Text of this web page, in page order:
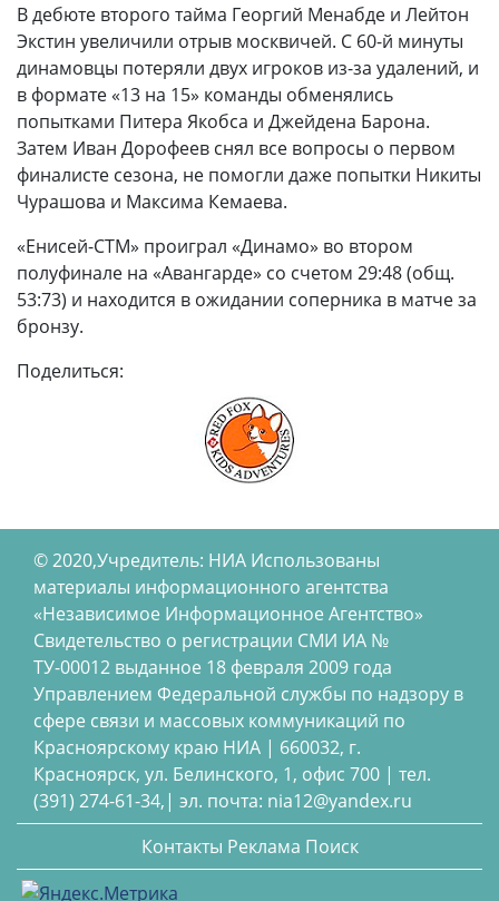
В дебюте второго тайма Георгий Менабде и Лейтон
Экстин увеличили отрыв москвичей. С 60-й минуты
динамовцы потеряли двух игроков из-за удалений, и
в формате «13 на 15» команды обменялись
попытками Питера Якобса и Джейдена Барона.
Затем Иван Дорофеев снял все вопросы о первом
финалисте сезона, не помогли даже попытки Никиты
Чурашова и Максима Кемаева.
«Енисей-СТМ» проиграл «Динамо» во втором
полуфинале на «Авангарде» со счетом 29:48 (общ.
53:73) и находится в ожидании соперника в матче за
бронзу.
Поделиться:
© 2020,Учредитель: НИА Использованы
материалы информационного агентства
«Независимое Информационное Агентство»
Свидетельство о регистрации СМИ ИА №
ТУ-00012 выданное 18 февраля 2009 года
Управлением Федеральной службы по надзору в
сфере связи и массовых коммуникаций по
Красноярскому краю НИА | 660032, г.
Красноярск, ул. Белинского, 1, офис 700 | тел.
(391) 274-61-34,| эл. почта: nia12@yandex.ru
Контакты Реклама Поиск